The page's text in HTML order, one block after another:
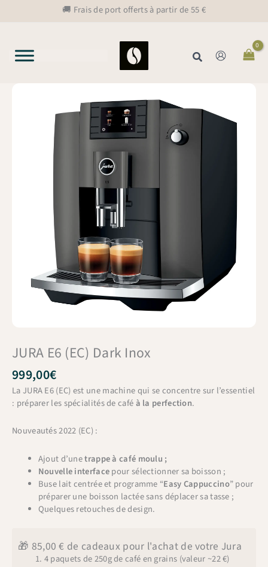
🚚 Frais de port offerts à partir de 55 €
Rechercher
JURA E6 (EC) Dark Inox
999,00€
La JURA E6 (EC) est une machine qui se concentre sur l’essentiel
: préparer les spécialités de caféà la perfection.
Nouveautés 2022 (EC) :
Ajout d’unetrappe à café moulu ;
Nouvelle interfacepour sélectionner sa boisson ;
Buse lait centrée et programme “Easy Cappuccino” pour
préparer une boisson lactée sans déplacer sa tasse ;
Quelques retouches de design.
🎁 85,00 € de cadeaux pour l'achat de votre Jura
4 paquets de 250g de café en grains (valeur ~22 €)